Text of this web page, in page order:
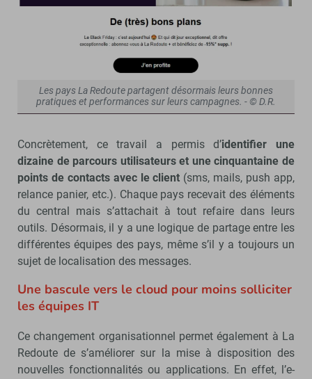
Les pays La Redoute partagent désormais leurs bonnes
pratiques et performances sur leurs campagnes. - © D.R.
Concrètement, ce travail a permis d’identifier une
dizaine de parcours utilisateurs et une cinquantaine de
points de contacts avec le client (sms, mails, push app,
relance panier, etc.). Chaque pays recevait des éléments
du central mais s’attachait à tout refaire dans leurs
outils. Désormais, il y a une logique de partage entre les
différentes équipes des pays, même s’il y a toujours un
sujet de localisation des messages.
Une bascule vers le cloud pour moins solliciter
les équipes IT
Ce changement organisationnel permet également à La
Redoute de s’améliorer sur la mise à disposition des
nouvelles fonctionnalités ou applications. En effet, l’e-